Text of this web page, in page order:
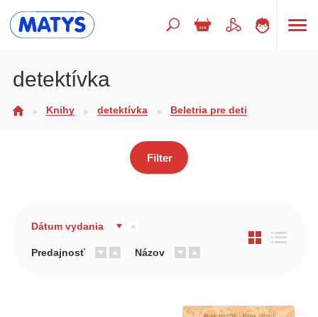
Populárno - náučné pre deti
Predškoláci
detektívka
Knihy detektívka Beletria pre deti
Filter
Dátum vydania
Predajnosť Názov